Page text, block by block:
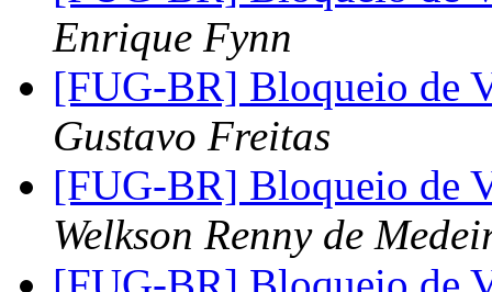
Enrique Fynn
[FUG-BR] Bloqueio de
Gustavo Freitas
[FUG-BR] Bloqueio de
Welkson Renny de